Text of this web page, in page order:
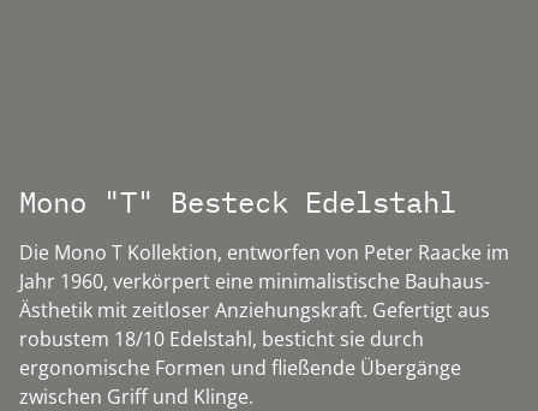
Mono "T" Besteck Edelstahl
Die Mono T Kollektion, entworfen von Peter Raacke im
Jahr 1960, verkörpert eine minimalistische Bauhaus-
Ästhetik mit zeitloser Anziehungskraft. Gefertigt aus
robustem 18/10 Edelstahl, besticht sie durch
ergonomische Formen und fließende Übergänge
zwischen Griff und Klinge.